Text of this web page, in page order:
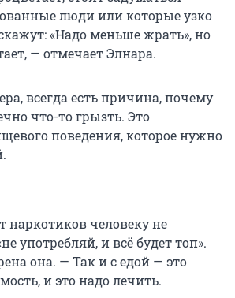
люди или которые узко
«Надо меньше жрать», но
— отмечает Элнара.
всегда есть причина, почему
что-то грызть. Это
поведения, которое нужно
наркотиков человеку не
употребляй, и всё будет топ».
она. — Так и с едой — это
и это надо лечить.